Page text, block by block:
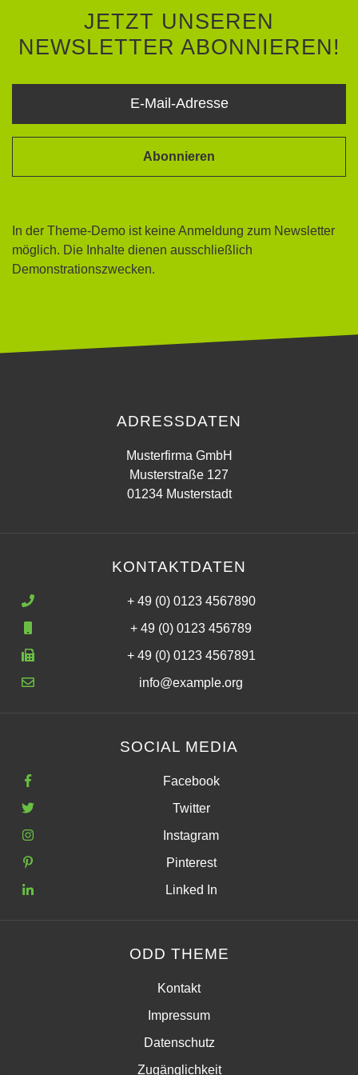
JETZT UNSEREN
NEWSLETTER ABONNIEREN!
Abonnieren
In der Theme-Demo ist keine Anmeldung zum Newsletter
möglich. Die Inhalte dienen ausschließlich
Demonstrationszwecken.
ADRESSDATEN
Musterfirma GmbH
Musterstraße 127
01234 Musterstadt
KONTAKTDATEN
+ 49 (0) 0123 4567890
+ 49 (0) 0123 456789
+ 49 (0) 0123 4567891
info@example.org
SOCIAL MEDIA
Facebook
Twitter
Instagram
Pinterest
Linked In
ODD THEME
Kontakt
Impressum
Datenschutz
Zugänglichkeit